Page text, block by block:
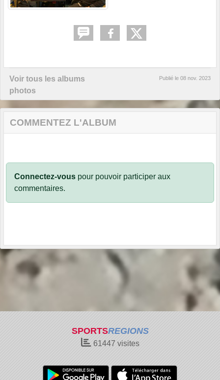
Voir tous les albums
photos
Publié le 08 nov. 2023
COMMENTEZ L'ALBUM
Connectez-vous pour pouvoir participer aux
commentaires.
SPORTSREGIONS
61447 visites